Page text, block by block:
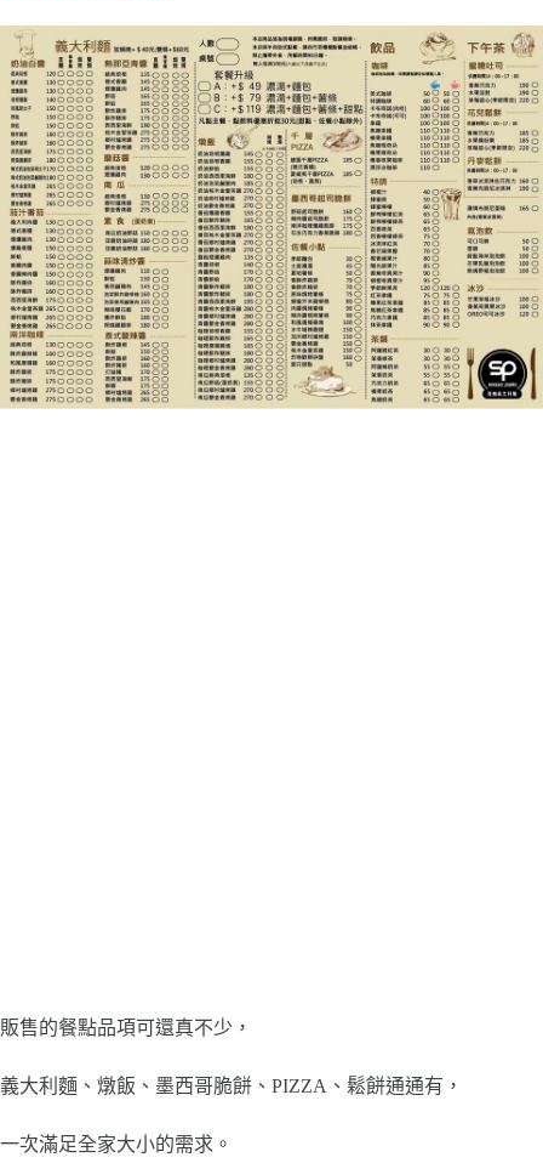
販售的餐點品項可還真不少，
義大利麵、燉飯、墨西哥脆餅、PIZZA、鬆餅通通有，
一次滿足全家大小的需求。